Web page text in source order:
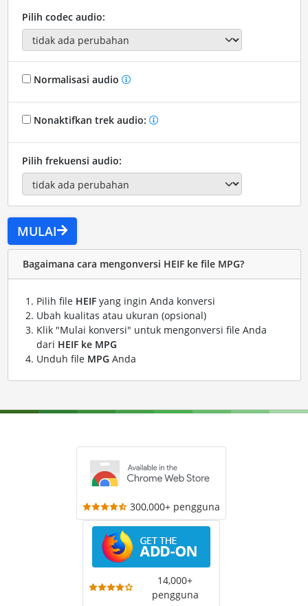
Pilih codec audio:
Normalisasi audio
Nonaktifkan trek audio:
Pilih frekuensi audio:
MULAI
Bagaimana cara mengonversi HEIF ke file MPG?
Pilih file HEIFyang ingin Anda konversi
Ubah kualitas atau ukuran (opsional)
Klik "Mulai konversi" untuk mengonversi file Anda
dari HEIF ke MPG
Unduh file MPG Anda
300,000+ pengguna
14,000+
pengguna